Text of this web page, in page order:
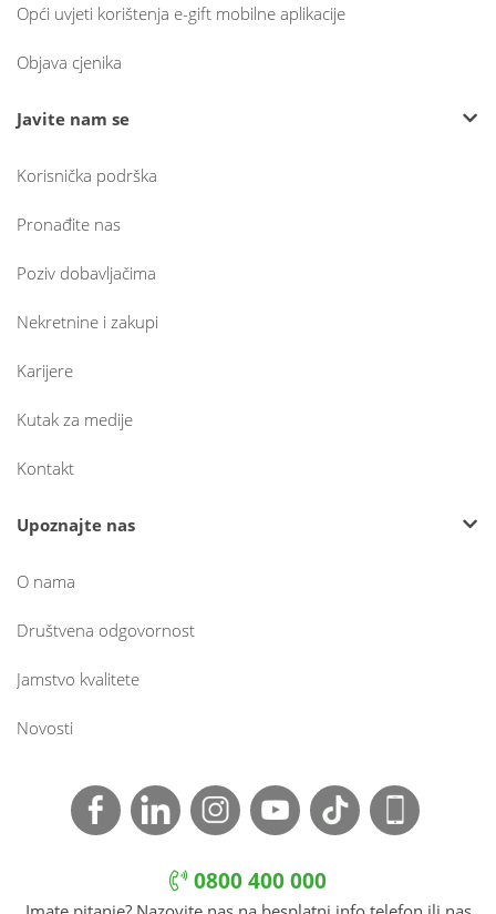
Opći uvjeti korištenja e-gift mobilne aplikacije
Objava cjenika
Javite nam se
Korisnička podrška
Pronađite nas
Poziv dobavljačima
Nekretnine i zakupi
Karijere
Kutak za medije
Kontakt
Upoznajte nas
O nama
Društvena odgovornost
Jamstvo kvalitete
Novosti
0800 400 000